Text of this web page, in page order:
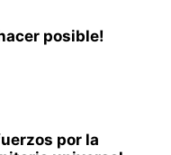
posible!
por la